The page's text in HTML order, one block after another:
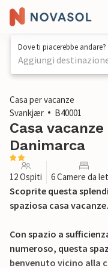
Dove ti piacerebbe andare?
Aggiungi
1 / 29
Casa per vacanze
Svankjær
B40001
Casa
Danimarca
12 Ospiti 6 Camere da
Scoprite questa
spaziosa casa vacanze.
Con spazio a
numeroso, questa
benvenuto vicino alla